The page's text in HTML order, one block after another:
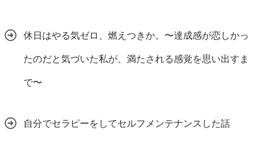
休日はやる気ゼロ、燃えつきか。〜達成感が恋しかっ
たのだと気づいた私が、満たされる感覚を思い出すま
で〜
自分でセラピーをしてセルフメンテナンスした話